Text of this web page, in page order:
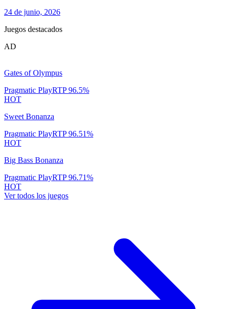
24 de junio, 2026
Juegos destacados
AD
Gates of Olympus
Pragmatic PlayRTP96.5%
HOT
Sweet Bonanza
Pragmatic PlayRTP96.51%
HOT
Big Bass Bonanza
Pragmatic PlayRTP96.71%
HOT
Ver todos los juegos